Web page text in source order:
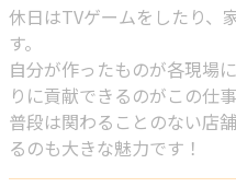
休日はTVゲームをしたり、
す。
自分が作ったものが各現場
りに貢献できるのがこの仕
普段は関わることのない店
るのも大きな魅力です！